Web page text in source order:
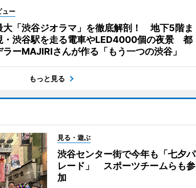
ュー
大「渋谷ジオラマ」を徹底解剖！ 地下5階ま
・渋谷駅を走る電車やLED4000個の夜景 都
ラーMAJIRIさんが作る「もう一つの渋谷」
もっと見る
見る・遊ぶ
渋谷センター街で今年も「七夕パ
レード」 スポーツチームらも参
加